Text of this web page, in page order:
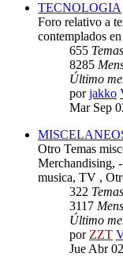
TECNOLOGIA
Foro relativo a
contemplados
655 Temas
8285
Último
porjakko
Mar Sep
Otro Temas
Merchandising,
musica, TV ,
322 Temas
3117
Último
porZZT
Jue Abr